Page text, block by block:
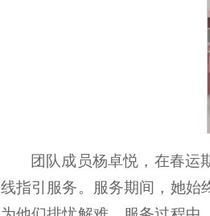
团队成员杨卓悦，在春运
线指引服务。服务期间，她始